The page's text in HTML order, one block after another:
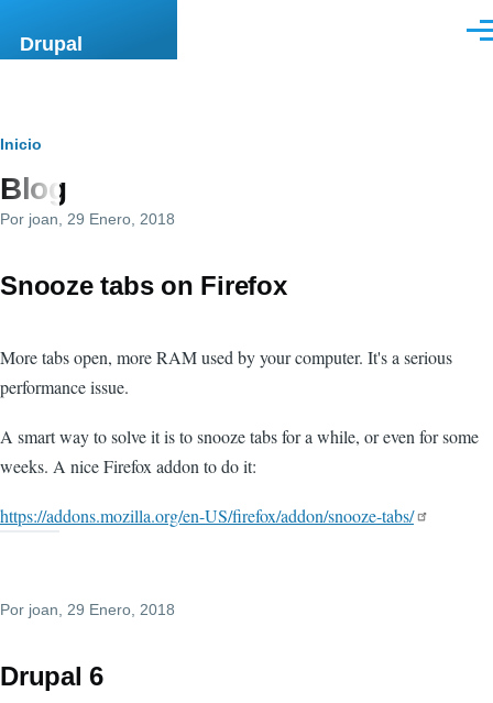
Drupal
Ruta
de
navegación
Inicio
Blog
Por joan , 29 Enero, 2018
Snooze tabs on Firefox
More tabs open, more RAM used by your computer. It's a serious
performance issue.
A smart way to solve it is to snooze tabs for a while, or even for some
weeks. A nice Firefox addon to do it:
https://addons.mozilla.org/en-US/firefox/addon/snooze-tabs/
Por joan , 29 Enero, 2018
Drupal 6